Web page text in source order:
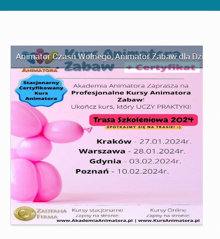
Animator Czasu Wolnego,Animator Zabaw dla Dzieci